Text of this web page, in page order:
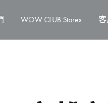
WOW CLUB Stores